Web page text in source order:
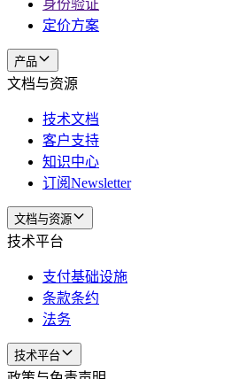
身份验证
定价方案
产品
文档与资源
技术文档
客户支持
知识中心
订阅Newsletter
文档与资源
技术平台
支付基础设施
条款条约
法务
技术平台